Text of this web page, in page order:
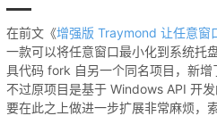
在前文《增强版 Traymond 让任意窗
一款可以将任意窗口最小化到系统托
具代码 fork 自另一个同名项目，新增
不过原项目是基于 Windows API 开
要在此之上做进一步扩展非常麻烦，